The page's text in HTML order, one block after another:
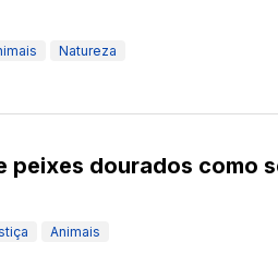
Natureza
peixes dourados como
Animais